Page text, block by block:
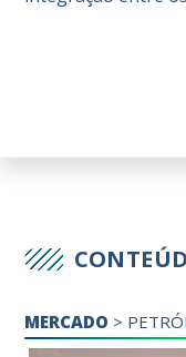
MERCADO >